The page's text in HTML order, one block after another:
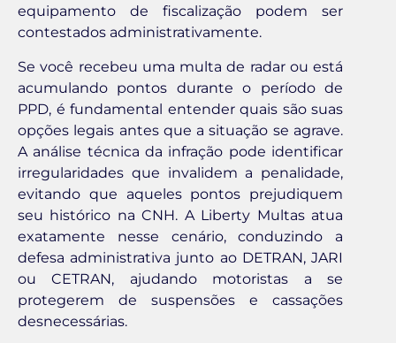
equipamento de fiscalização podem ser
contestados administrativamente.
Se você recebeu uma multa de radar ou está
acumulando pontos durante o período de
PPD, é fundamental entender quais são suas
opções legais antes que a situação se agrave.
A análise técnica da infração pode identificar
irregularidades que invalidem a penalidade,
evitando que aqueles pontos prejudiquem
seu histórico na CNH. A Liberty Multas atua
exatamente nesse cenário, conduzindo a
defesa administrativa junto ao DETRAN, JARI
ou CETRAN, ajudando motoristas a se
protegerem de suspensões e cassações
desnecessárias.